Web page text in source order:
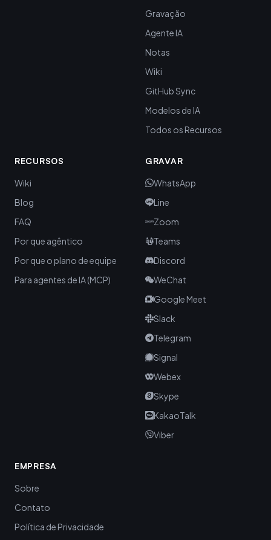
Gravação
Agente IA
Notas
Wiki
GitHub Sync
Modelos de IA
Todos os Recursos
RECURSOS
Wiki
Blog
FAQ
Por que agêntico
Por que o plano de equipe
Para agentes de IA (MCP)
GRAVAR
WhatsApp
Line
Zoom
Teams
Discord
WeChat
Google Meet
Slack
Telegram
Signal
Webex
Skype
KakaoTalk
Viber
EMPRESA
Sobre
Contato
Política de Privacidade